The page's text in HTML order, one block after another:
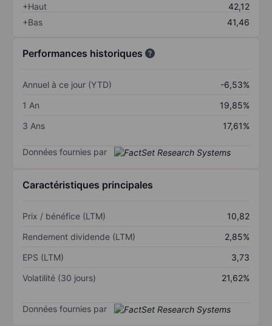
+Haut
42,12
+Bas
41,46
Performances historiques
Annuel à ce jour (YTD)
-6,53%
1 An
19,85%
3 Ans
17,61%
Données fournies par
Caractéristiques principales
Prix / bénéfice (LTM)
10,82
Rendement dividende (LTM)
2,85%
EPS (LTM)
3,73
Volatilité (30 jours)
21,62%
Données fournies par